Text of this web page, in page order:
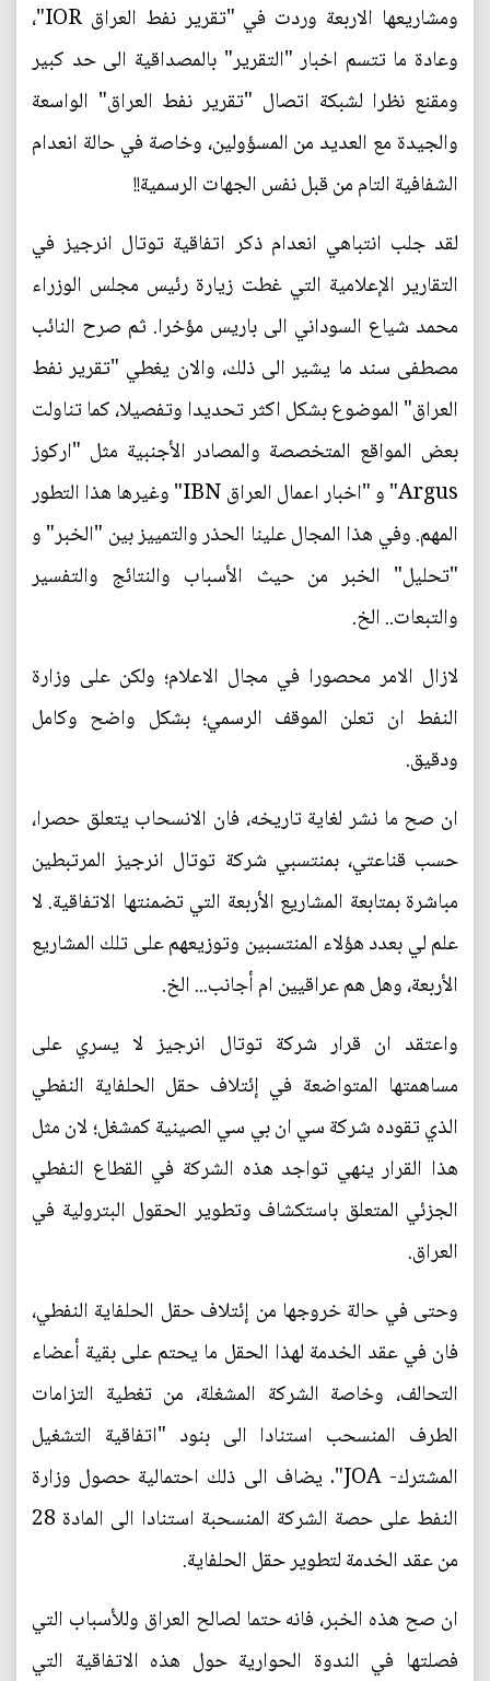
ومشاريعها الاربعة وردت في "تقرير نفط العراق IOR"،
وعادة ما تتسم اخبار "التقرير" بالمصداقية الى حد كبير
ومقنع نظرا لشبكة اتصال "تقرير نفط العراق" الواسعة
والجيدة مع العديد من المسؤولين، وخاصة في حالة انعدام
الشفافية التام من قبل نفس الجهات الرسمية!!
لقد جلب انتباهي انعدام ذكر اتفاقية توتال انرجيز في
التقارير الإعلامية التي غطت زيارة رئيس مجلس الوزراء
محمد شياع السوداني الى باريس مؤخرا. ثم صرح النائب
مصطفى سند ما يشير الى ذلك، والان يغطي "تقرير نفط
العراق" الموضوع بشكل اكثر تحديدا وتفصيلا، كما تناولت
بعض المواقع المتخصصة والمصادر الأجنبية مثل "اركوز
Argus" و "اخبار اعمال العراق IBN" وغيرها هذا التطور
المهم. وفي هذا المجال علينا الحذر والتمييز بين "الخبر" و
"تحليل" الخبر من حيث الأسباب والنتائج والتفسير
والتبعات.. الخ.
لازال الامر محصورا في مجال الاعلام؛ ولكن على وزارة
النفط ان تعلن الموقف الرسمي؛ بشكل واضح وكامل
ودقيق.
ان صح ما نشر لغاية تاريخه، فان الانسحاب يتعلق حصرا،
حسب قناعتي، بمنتسبي شركة توتال انرجيز المرتبطين
مباشرة بمتابعة المشاريع الأربعة التي تضمنتها الاتفاقية. لا
علم لي بعدد هؤلاء المنتسبين وتوزيعهم على تلك المشاريع
الأربعة، وهل هم عراقيين ام أجانب... الخ.
واعتقد ان قرار شركة توتال انرجيز لا يسري على
مساهمتها المتواضعة في إئتلاف حقل الحلفاية النفطي
الذي تقوده شركة سي ان بي سي الصينية كمشغل؛ لان مثل
هذا القرار ينهي تواجد هذه الشركة في القطاع النفطي
الجزئي المتعلق باستكشاف وتطوير الحقول البترولية في
العراق.
وحتى في حالة خروجها من إئتلاف حقل الحلفاية النفطي،
فان في عقد الخدمة لهذا الحقل ما يحتم على بقية أعضاء
التحالف، وخاصة الشركة المشغلة، من تغطية التزامات
الطرف المنسحب استنادا الى بنود "اتفاقية التشغيل
المشترك- JOA". يضاف الى ذلك احتمالية حصول وزارة
النفط على حصة الشركة المنسحبة استنادا الى المادة 28
من عقد الخدمة لتطوير حقل الحلفاية.
ان صح هذه الخبر، فانه حتما لصالح العراق وللأسباب التي
فصلتها في الندوة الحوارية حول هذه الاتفاقية التي